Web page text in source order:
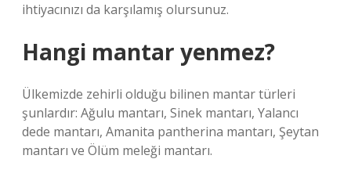
ihtiyacınızı da karşılamış olursunuz.
Hangi mantar yenmez?
Ülkemizde zehirli olduğu bilinen mantar türleri
şunlardır: Ağulu mantarı, Sinek mantarı, Yalancı
dede mantarı, Amanita pantherina mantarı, Şeytan
mantarı ve Ölüm meleği mantarı.